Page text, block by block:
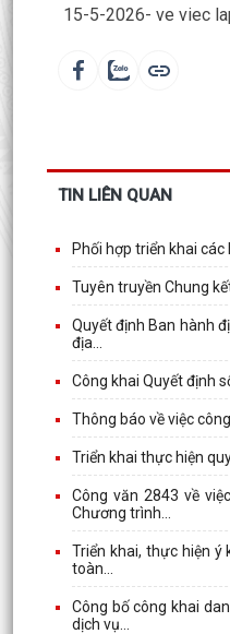
15-5-2026- ve viec
TIN LIÊN QUAN
Phối hợp triển khai
Tuyên truyền Chung
Quyết định Ban hành
địa...
Công khai Quyết định
Thông báo về việc
Triển khai thực hiện
Công văn 2843 về
Chương trình...
Triển khai, thực hiện
toàn...
Công bố công khai
dịch vụ...